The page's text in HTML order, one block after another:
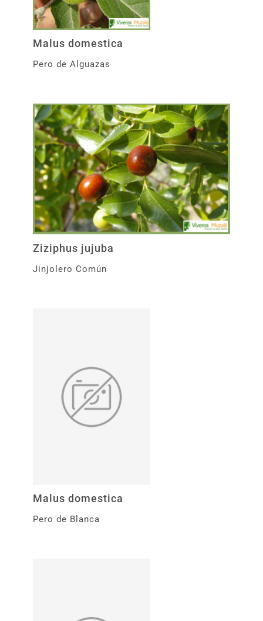
Malus domestica
Pero de Alguazas
Ziziphus jujuba
Jinjolero Común
Malus domestica
Pero de Blanca